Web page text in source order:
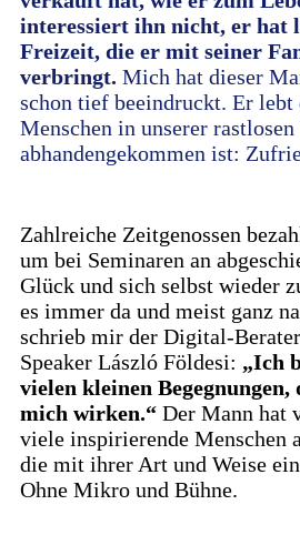
interessiert ihn nicht, er hat
Freizeit, die er mit seiner
verbringt. Mich hat dieser
schon tief beeindruckt. Er lebt
Menschen in unserer
abhandengekommen ist:
Zahlreiche Zeitgenossen
um bei Seminaren an
Glück und sich selbst wieder
es immer da und meist ganz
schrieb mir der Digital-
Speaker László Földesi: „Ich
vielen kleinen Begegnungen,
mich wirken.“ Der Mann hat
viele inspirierende Menschen
die mit ihrer Art und Weise
Ohne Mikro und Bühne.